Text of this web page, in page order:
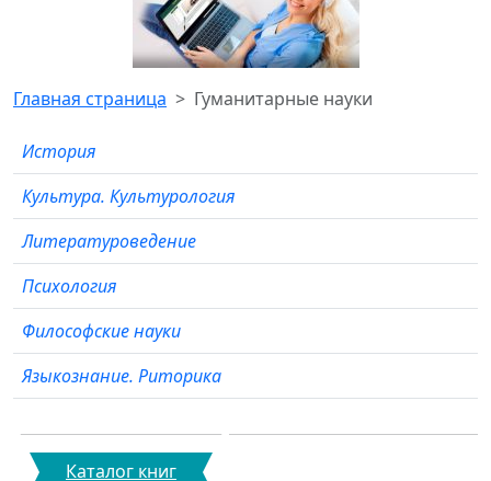
Главная страница Гуманитарные науки
История
Культура. Культурология
Литературоведение
Психология
Философские науки
Языкознание. Риторика
Каталог книг